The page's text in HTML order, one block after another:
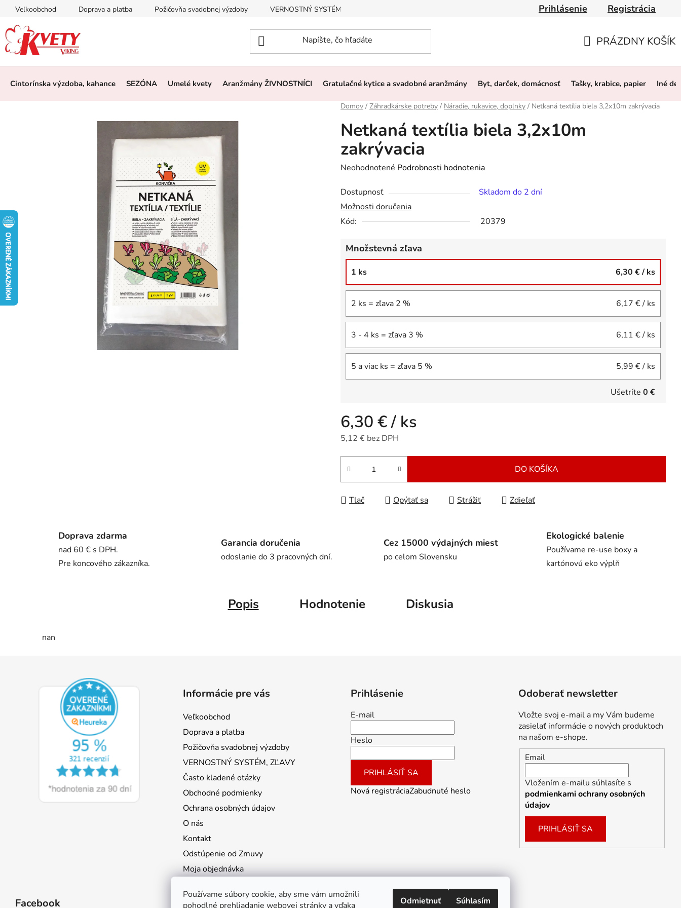
Používame súbory cookie, aby sme vám umožnili
pohodlné prehliadanie webovej stránky a vďaka
Odmietnuť Súhlasím
Prejsť
obsah
Veľkoobchod Doprava a platba Požičovňa svadobnej výzdoby VERNOSTNÝ SYSTÉM, ZĽAVY Obchodné podmienky Ochrana osobných údajov
Prihlásenie Registrácia
KOŠÍK
PRÁZDNY KOŠÍK
Cintorínska výzdoba, kahance SEZÓNA Umelé kvety Aranžmány ŽIVNOSTNÍCI Gratulačné kytice a svadobné aranžmány Byt, darček, domácnosť Tašky, krabice, papier Iné
Domov / Záhradkárske potreby / Náradie, rukavice, doplnky / Netkaná textília biela 3,2x10m zakrývacia
Netkaná textília biela 3,2x10m
zakrývacia
Priemerné
produktu
je
0,0
hviezdičiek.
Neohodnotené Podrobnosti hodnotenia
Dostupnosť
Skladom do 2 dní
Možnosti doručenia
Kód:
20379
Množstevná zľava
1 ks 6,30 €/ ks
2 ks = zľava 2 % 6,17 €/ ks
3 - 4 ks = zľava 3 % 6,11 €/ ks
5 a viac ks = zľava 5 % 5,99 €/ ks
Ušetríte 0 €
6,30 €/ ks
5,12 € bez DPH
Jednotková cena:
DO KOŠÍKA
Tlač Opýtať sa Strážiť Zdieľať
Doprava zdarma
nad 60 € s DPH.
Pre koncového zákazníka.
Garancia doručenia
odoslanie do 3 pracovných dní.
Cez 15000 výdajných miest
po celom Slovensku
Ekologické balenie
Používame re-use boxy a
kartónovú eko výplň
Popis Hodnotenie Diskusia
nan
Informácie pre vás
Veľkoobchod
Doprava a platba
Požičovňa svadobnej výzdoby
VERNOSTNÝ SYSTÉM, ZĽAVY
Často kladené otázky
Obchodné podmienky
Ochrana osobných údajov
O nás
Kontakt
Odstúpenie od Zmuvy
Moja objednávka
Prihlásenie
E-mail
Heslo
PRIHLÁSIŤ SA
Nová registráciaZabudnuté heslo
Odoberať newsletter
Vložte svoj e-mail a my Vám budeme
zasielať informácie o nových produktoch
na našom e-shope.
Email
Vložením e-mailu súhlasíte s
podmienkami ochrany osobných
údajov
PRIHLÁSIŤ SA
Facebook